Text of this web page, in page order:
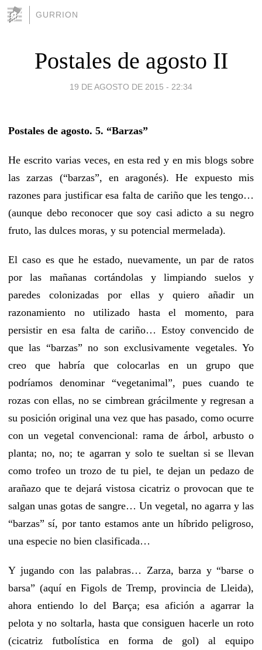
GURRION
Postales de agosto II
19 DE AGOSTO DE 2015 - 22:34
Postales de agosto. 5. “Barzas”
He escrito varias veces, en esta red y en mis blogs sobre
las zarzas (“barzas”, en aragonés). He expuesto mis
razones para justificar esa falta de cariño que les tengo…
(aunque debo reconocer que soy casi adicto a su negro
fruto, las dulces moras, y su potencial mermelada).
El caso es que he estado, nuevamente, un par de ratos
por las mañanas cortándolas y limpiando suelos y
paredes colonizadas por ellas y quiero añadir un
razonamiento no utilizado hasta el momento, para
persistir en esa falta de cariño… Estoy convencido de
que las “barzas” no son exclusivamente vegetales. Yo
creo que habría que colocarlas en un grupo que
podríamos denominar “vegetanimal”, pues cuando te
rozas con ellas, no se cimbrean grácilmente y regresan a
su posición original una vez que has pasado, como ocurre
con un vegetal convencional: rama de árbol, arbusto o
planta; no, no; te agarran y solo te sueltan si se llevan
como trofeo un trozo de tu piel, te dejan un pedazo de
arañazo que te dejará vistosa cicatriz o provocan que te
salgan unas gotas de sangre… Un vegetal, no agarra y las
“barzas” sí, por tanto estamos ante un híbrido peligroso,
una especie no bien clasificada…
Y jugando con las palabras… Zarza, barza y “barse o
barsa” (aquí en Figols de Tremp, provincia de Lleida),
ahora entiendo lo del Barça; esa afición a agarrar la
pelota y no soltarla, hasta que consiguen hacerle un roto
(cicatriz futbolística en forma de gol) al equipo